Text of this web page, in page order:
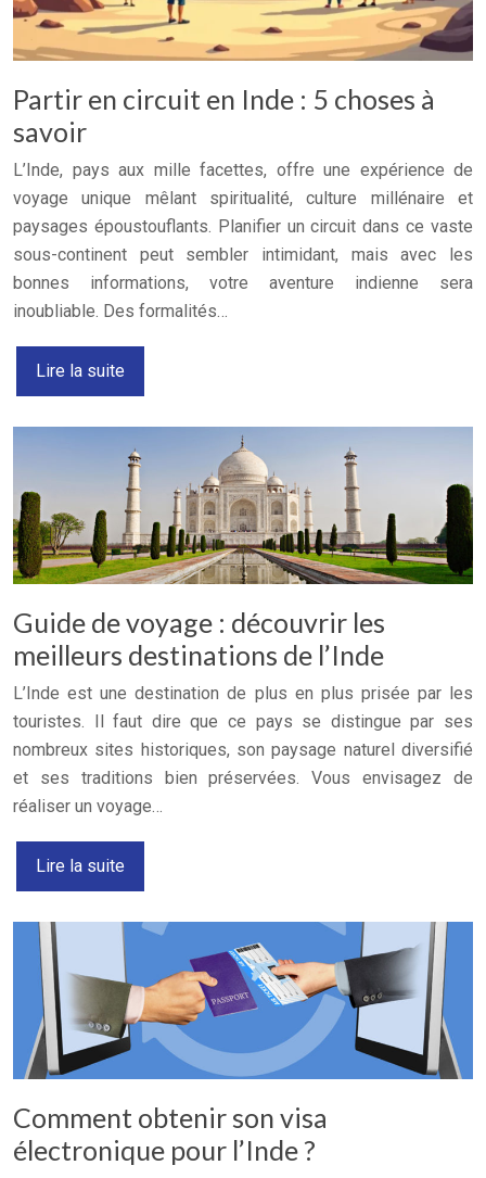
Partir en circuit en Inde : 5 choses à
savoir
L’Inde, pays aux mille facettes, offre une expérience de
voyage unique mêlant spiritualité, culture millénaire et
paysages époustouflants. Planifier un circuit dans ce vaste
sous-continent peut sembler intimidant, mais avec les
bonnes informations, votre aventure indienne sera
inoubliable. Des formalités…
Lire la suite
Guide de voyage : découvrir les
meilleurs destinations de l’Inde
L’Inde est une destination de plus en plus prisée par les
touristes. Il faut dire que ce pays se distingue par ses
nombreux sites historiques, son paysage naturel diversifié
et ses traditions bien préservées. Vous envisagez de
réaliser un voyage…
Lire la suite
Comment obtenir son visa
électronique pour l’Inde ?